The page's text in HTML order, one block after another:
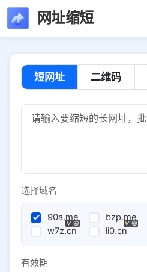
网址缩短
短网址 二维码
选择域名
90a.me bzp.me
w7z.cn
li0.cn
有效期